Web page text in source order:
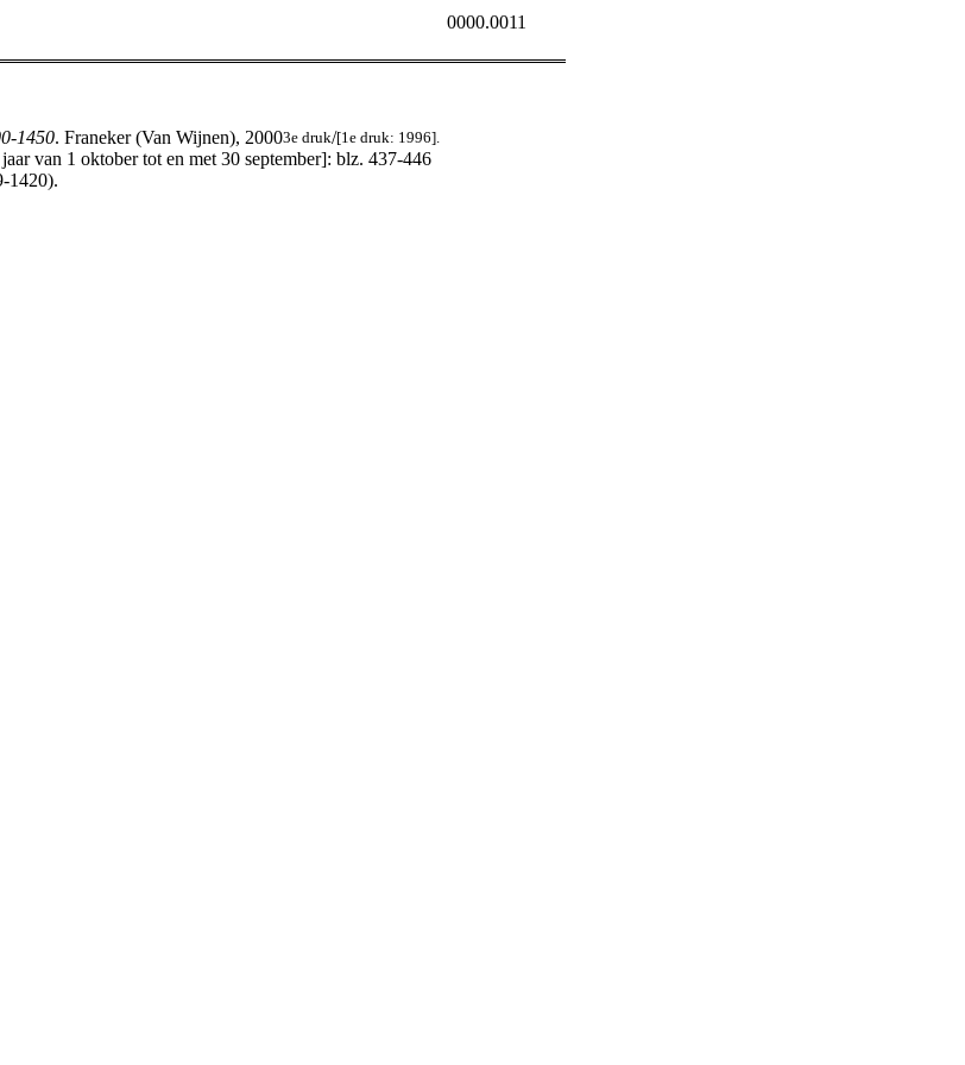
0000.0011
1450. Franeker (Van Wijnen), 20003e druk/[1e druk: 1996].
van 1 oktober tot en met 30 september]: blz. 437-446
1420).